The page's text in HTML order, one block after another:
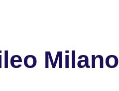
Milano